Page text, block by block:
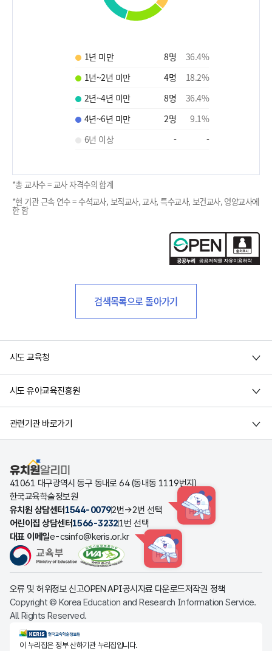
1년 미만 8명 36.4%
1년~2년 미만
4명 18.2%
2년~4년 미만
8명 36.4%
4년~6년 미만
2명 9.1%
6년 이상
- -
*총 교사수 = 교사 자격수의 합계
*현 기관 근속 연수 = 수석교사, 보직교사, 교사, 특수교사, 보건교사, 영양교사에
한 함
검색목록으로 돌아가기
시도 교육청
시도 유아교육진흥원
관련기관 바로가기
유치원알리미
41061 대구광역시 동구 동내로 64 (동내동 1119번지)
한국교육학술정보원
유치원 상담센터 1544-00792번→2번 선택 HINT
어린이집 상담센터1566-32321번 선택
대표 이메일e-csinfo@keris.or.kr
HINT
오류 및 허위정보 신고OPEN API공시자료 다운로드저작권 정책
Copyright © Korea Education and Research Information Service.
All Rights Reserved.
KERIS한국교육학술정보원
이 누리집은 정부 산하기관 누리집입니다.